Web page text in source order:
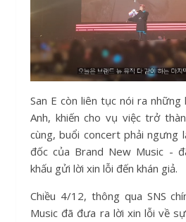
San E còn liên tục nói ra
Anh, khiến cho vụ việc trở
cùng, buổi concert phải ngưng
đốc của Brand New Music -
khấu gửi lời xin lỗi đến khán giả.
Chiều 4/12, thông qua SNS
Music đã đưa ra lời xin lỗi về